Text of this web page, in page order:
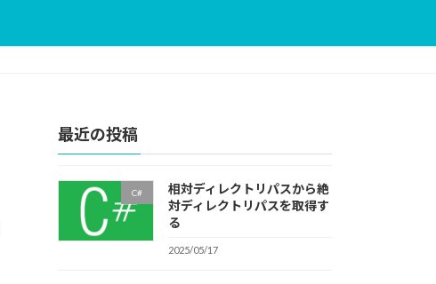
最近の投稿
C#
相対ディレクトリパスから絶
対ディレクトリパスを取得す
る
2025/05/17